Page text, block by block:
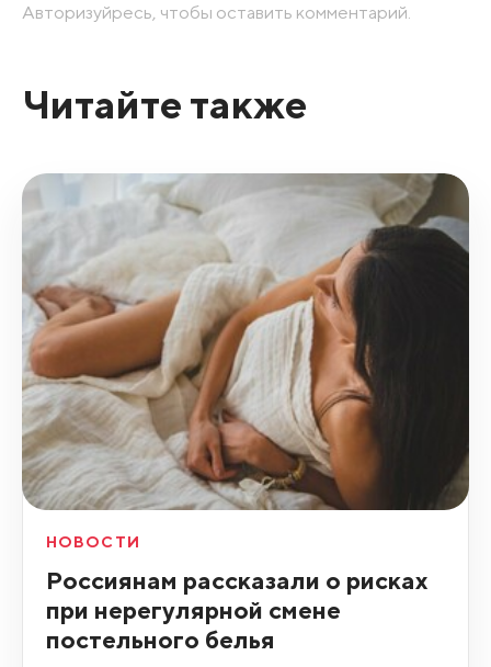
Авторизуйресь, чтобы оставить комментарий.
Читайте также
НОВОСТИ
Россиянам рассказали о рисках
при нерегулярной смене
постельного белья